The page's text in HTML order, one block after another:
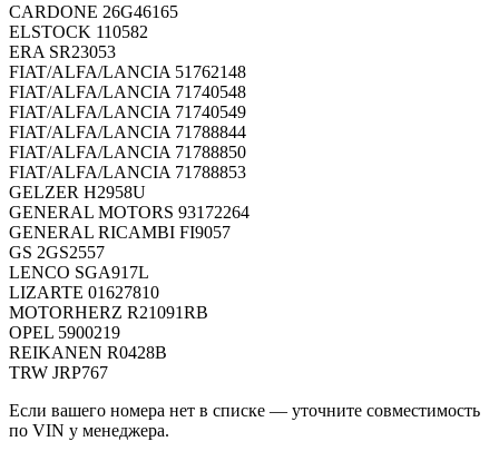
CARDONE 26G46165
ELSTOCK 110582
ERA SR23053
FIAT/ALFA/LANCIA 51762148
FIAT/ALFA/LANCIA 71740548
FIAT/ALFA/LANCIA 71740549
FIAT/ALFA/LANCIA 71788844
FIAT/ALFA/LANCIA 71788850
FIAT/ALFA/LANCIA 71788853
GELZER H2958U
GENERAL MOTORS 93172264
GENERAL RICAMBI FI9057
GS 2GS2557
LENCO SGA917L
LIZARTE 01627810
MOTORHERZ R21091RB
OPEL 5900219
REIKANEN R0428B
TRW JRP767
Если вашего номера нет в списке — уточните совместимость
по VIN у менеджера.